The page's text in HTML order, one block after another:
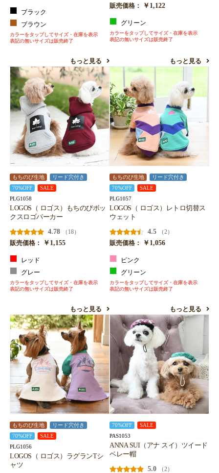
ブラック
ブラウン
カラーをタップしてサイズ・在庫を表示
表記の無いサイズは販売終了
もっと見る
販売価格：
￥1,122
グリーン
カラーをタップしてサイズ・在庫を表示
表記の無いサイズは販売終了
もっと見る
もちのび生地
リード穴付き
70%OFF
SALE
PLG1058
LOGOS（ ロゴス）もちのびボッ
クスロゴパーカー
4.78
（18）
販売価格：
￥1,155
レッド
グレー
カラーをタップしてサイズ・在庫を表示
表記の無いサイズは販売終了
もっと見る
もちのび生地
リード穴付き
70%OFF
SALE
PLG1057
LOGOS（ ロゴス）レトロ切替ス
ウェット
4.5
（2）
販売価格：
￥1,056
ピンク
グリーン
カラーをタップしてサイズ・在庫を表示
表記の無いサイズは販売終了
もっと見る
もちのび生地
リード穴付き
70%OFF
SALE
PLG1056
LOGOS（ ロゴス）ラグランTシ
ャツ
70%OFF SALE
PAS1053
ANNA SUI（アナ スイ）ツイード
ベレー帽
5.0
（2）